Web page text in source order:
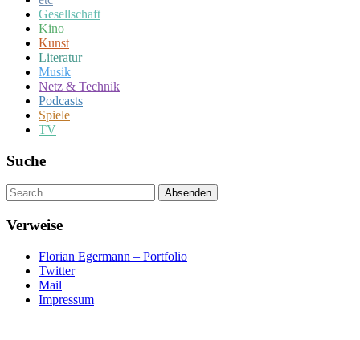
Gesellschaft
Kino
Kunst
Literatur
Musik
Netz & Technik
Podcasts
Spiele
TV
Suche
Um
diese
Seite
zu
suchen,
geben
einen
Suchbegriff
Absenden
Verweise
Florian Egermann – Portfolio
Twitter
Mail
Impressum